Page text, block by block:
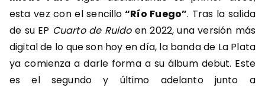
esta vez con el sencillo “Río Fuego”. Tras la salida
de su EP Cuarto de Ruido en 2022, una versión más
digital de lo que son hoy en día, la banda de La Plata
ya comienza a darle forma a su álbum debut. Este
es el segundo y último adelanto junto a